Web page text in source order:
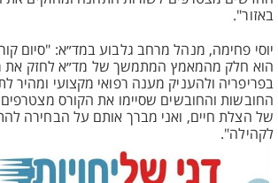
באזור".
יוסי פחימה, מנהל מרחב גלבוע במד״א: "סיום
הוא חלק מהמאמץ המתמשך של מד״א לחזק את
בפריפריה ולהעניק מענה רפואי מקצועי ומהיר
החובשות והחובשים שסיימו את הקורס
של הצלת חיים, ואני מברך אותם על הבחירה
לקהילה".